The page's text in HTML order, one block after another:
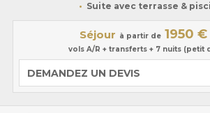
Suite avec terrasse &
Séjour à partir de 1950 €
vols A/R + transferts + 7 nuits (petit
DEMANDEZ UN DEVIS